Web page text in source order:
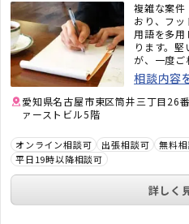
複雑な案件
おり、フ
用語を多
ります。
が、一度ご
のイメージ
うぞお気軽
相談内容
愛知県名古屋市東区筒井三丁目26
ァーストビル5階
オンライン相談可 出張相談可 無料
平日19時以降相談可
詳しく